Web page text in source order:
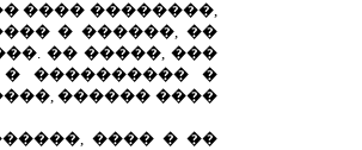
���� ��������,
� ������, ��
�� �����, ���
���������� �
������ ����
���� � ��